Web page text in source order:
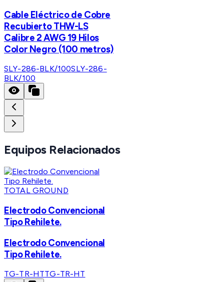
Cable Eléctrico de Cobre
Recubierto THW-LS
Calibre 2 AWG 19 Hilos
Color Negro (100 metros)
SLY-286-BLK/100SLY-286-
BLK/100
Equipos Relacionados
TOTAL GROUND
Electrodo Convencional
Tipo Rehilete.
Electrodo Convencional
Tipo Rehilete.
TG-TR-HTTG-TR-HT